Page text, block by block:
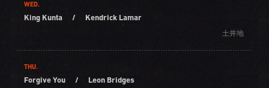
WED.
King Kunta / Kendrick Lamar
土井地
THU.
Forgive You / Leon Bridges